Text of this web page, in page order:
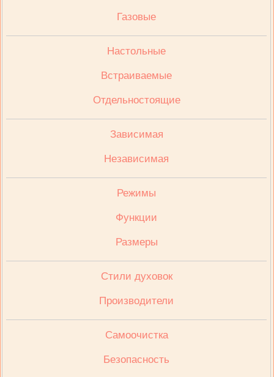
Газовые
Настольные
Встраиваемые
Отдельностоящие
Зависимая
Независимая
Режимы
Функции
Размеры
Стили духовок
Производители
Cамоочистка
Безопасность